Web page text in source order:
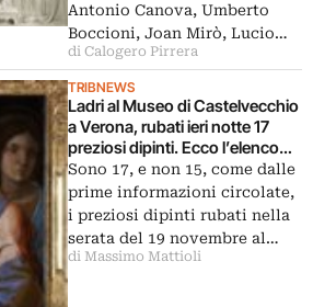
Antonio Canova, Umberto
Boccioni, Joan Mirò, Lucio…
di Calogero Pirrera
TRIBNEWS
Ladri al Museo di Castelvecchio
a Verona, rubati ieri notte 17
preziosi dipinti. Ecco l’elenco
completo e tutte le immagini: da
Mantegna a Pisanello, a
Tintoretto
Sono 17, e non 15, come dalle
prime informazioni circolate,
i preziosi dipinti rubati nella
serata del 19 novembre al…
di Massimo Mattioli